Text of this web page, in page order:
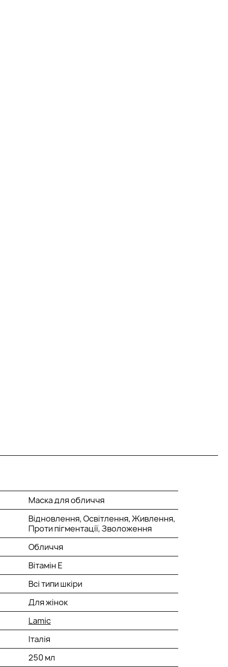
Маска для обличчя
Відновлення, Освітлення, Живлення,
Проти пігментації, Зволоження
Обличчя
Вітамін Е
Всі типи шкіри
Для жінок
Lamic
Італія
250 мл